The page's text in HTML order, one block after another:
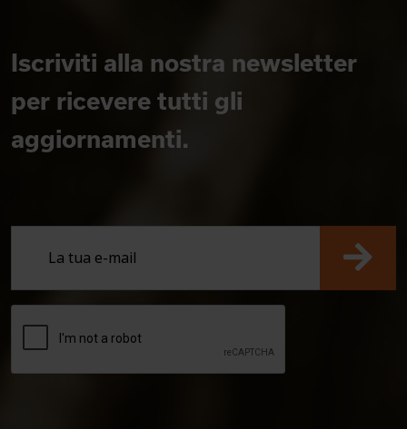
Iscriviti alla nostra newsletter
per ricevere tutti gli
aggiornamenti.